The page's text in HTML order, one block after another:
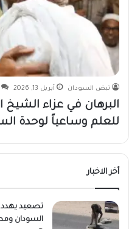
نبض السودان أبريل 13, 2026
البرهان في عزاء الشيخ
للعلم وساعياً لوحدة
أخر الاخبار
تصعيد يهدد
السودان